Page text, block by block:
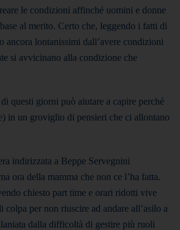
le condizioni affinché uomini e donne
al merito. Certo che, leggendo i fatti di
ancora lontanissimi dall’avere condizioni
si avvicinano alla condizione che
questi giorni può aiutare a capire perché
in un groviglio di pensieri che ci allontano
indirizzata a Beppe Servegnini
ora della mamma che non ce l’ha fatta.
chiesto part time e orari ridotti vive
colpa per non riuscire ad andare all’asilo a
dalla difficoltà di gestire più ruoli